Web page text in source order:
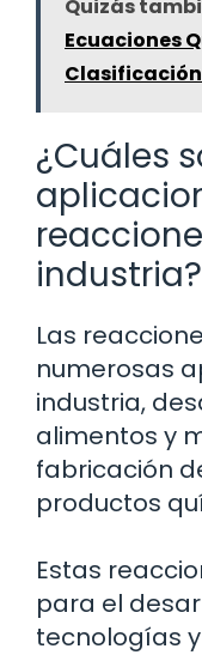
Quizás
Ecuaciones
¿Cuáles
industria?
Las
numerosas
industria,
alimentos y
fabricación
productos
Estas
para el
tecnologías